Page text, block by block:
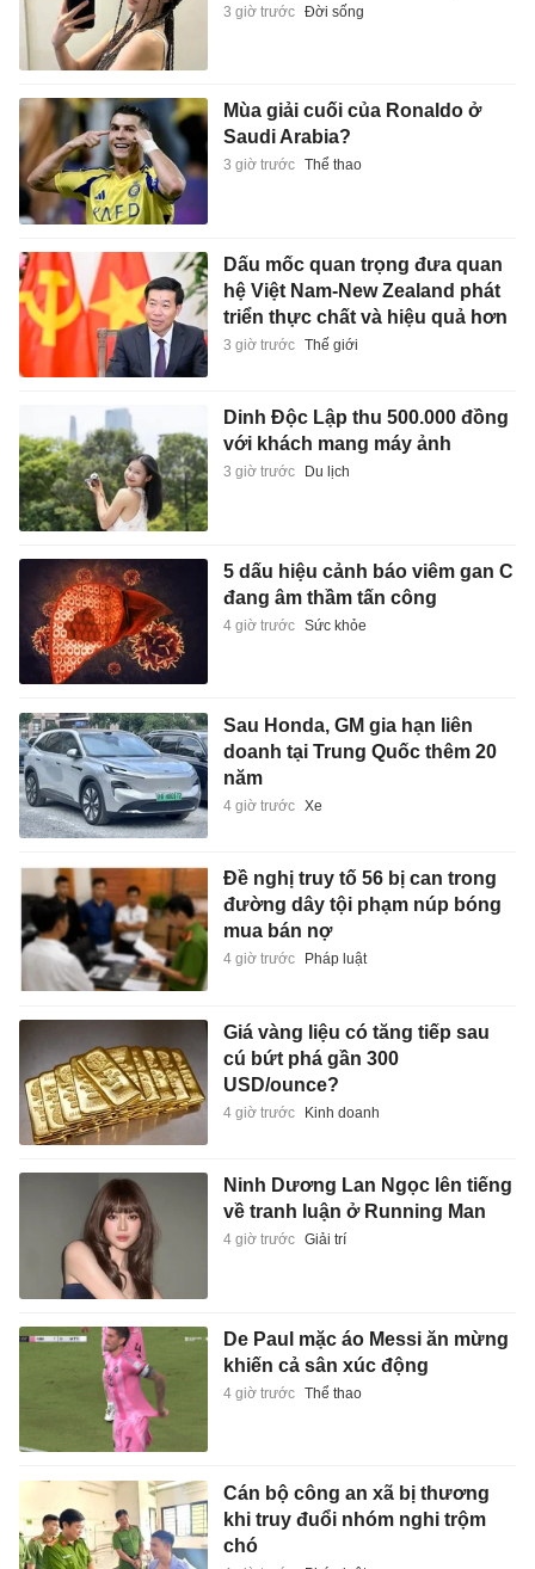
3 giờ trước Đời sống
Mùa giải cuối của Ronaldo ở
Saudi Arabia?
3 giờ trước Thể thao
Dấu mốc quan trọng đưa quan
hệ Việt Nam-New Zealand phát
triển thực chất và hiệu quả hơn
3 giờ trước Thế giới
Dinh Độc Lập thu 500.000 đồng
với khách mang máy ảnh
3 giờ trước Du lịch
5 dấu hiệu cảnh báo viêm gan C
đang âm thầm tấn công
4 giờ trước Sức khỏe
Sau Honda, GM gia hạn liên
doanh tại Trung Quốc thêm 20
năm
4 giờ trước Xe
Đề nghị truy tố 56 bị can trong
đường dây tội phạm núp bóng
mua bán nợ
4 giờ trước Pháp luật
Giá vàng liệu có tăng tiếp sau
cú bứt phá gần 300
USD/ounce?
4 giờ trước Kinh doanh
Ninh Dương Lan Ngọc lên tiếng
về tranh luận ở Running Man
4 giờ trước Giải trí
De Paul mặc áo Messi ăn mừng
khiến cả sân xúc động
4 giờ trước Thể thao
Cán bộ công an xã bị thương
khi truy đuổi nhóm nghi trộm
chó